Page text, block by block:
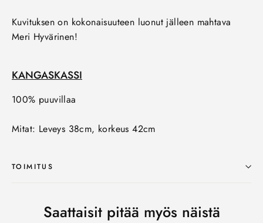
Kuvituksen on kokonaisuuteen luonut jälleen mahtava
Meri Hyvärinen!
KANGASKASSI
100% puuvillaa
Mitat: Leveys 38cm, korkeus 42cm
TOIMITUS
Saattaisit pitää myös näistä